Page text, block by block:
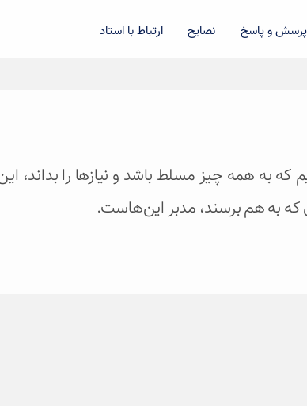
پرسش و پاسخ نصایح ارتباط با استاد
که به همه چیز مسلط باشد و نیازها را
که به هم برسند، مدبر این‌هاست.